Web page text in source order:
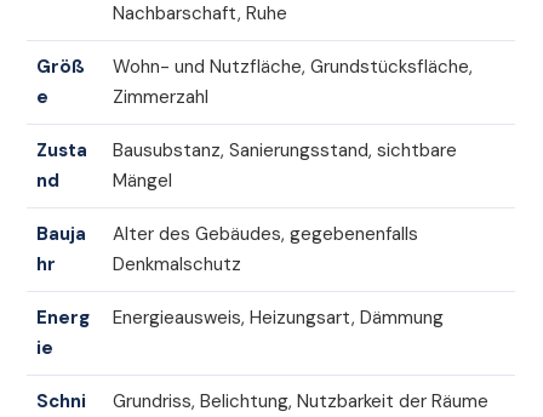
Nachbarschaft, Ruhe
Größ
e
Wohn- und Nutzfläche, Grundstücksfläche,
Zimmerzahl
Zusta
nd
Bausubstanz, Sanierungsstand, sichtbare
Mängel
Bauja
hr
Alter des Gebäudes, gegebenenfalls
Denkmalschutz
Energ
ie
Energieausweis, Heizungsart, Dämmung
Schni
Grundriss, Belichtung, Nutzbarkeit der Räume